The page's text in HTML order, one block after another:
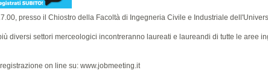
presso il Chiostro della Facoltà di Ingegneria Civile e Industriale
diversi settori merceologici incontreranno laureati e laureandi di tutte le aree
on line su: www.jobmeeting.it